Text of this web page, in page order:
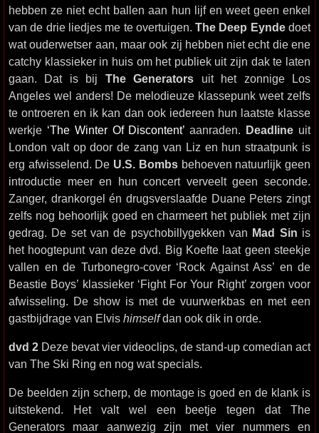
hebben ze niet echt ballen aan hun lijf en weet geen enkel
van de drie liedjes me te overtuigen.The Deep Eyndedoet
wat ouderwetser aan, maar ook zij hebben niet echt die ene
catchy klassieker in huis om het publiek uit zijn dak te laten
gaan. Dat is bij The Generators uit het zonnige Los
Angeles wel anders! De melodieuze klassepunk weet zelfs
te ontroeren en ik kan dan ook iedereen hun laatste klasse
werkje ‘The Winter Of Discontent’ aanraden. Deadline uit
London valt op door de zang van Liz en hun straatpunk is
erg afwisselend. De U.S. Bombsbehoeven natuurlijk geen
introductie meer en hun concert verveelt geen seconde.
Zanger, drankorgel én drugsverslaafde Duane Peters zingt
zelfs nog behoorlijk goed en charmeert het publiek met zijn
gedrag. De set van de psychobillygekken van Mad Sin is
het hoogtepunt van deze dvd. Big Koefte laat geen steekje
vallen en de Turbonegro-cover ‘Rock Against Ass’ en de
Beastie Boys’ klassieker ‘Fight For Your Right’ zorgen voor
afwisseling. De show is met de vuurwerkbas en met een
gastbijdrage van Elvis himselfdan ook dik in orde.
dvd 2 Deze bevat vier videoclips, de stand-up comedian act
van The Ski Ring en nog wat specials.
De beelden zijn scherp, de montage is goed en de klank is
uitstekend. Het valt wel een beetje tegen dat The
Generators maar aanwezig zijn met vier nummers en